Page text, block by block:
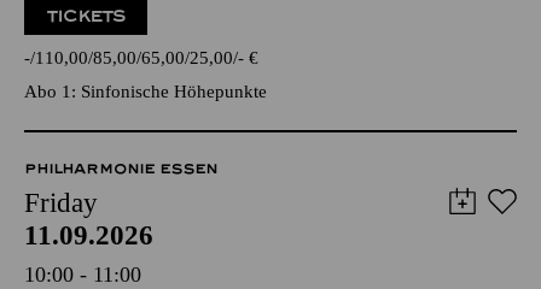
TICKETS
- 110,00 85,00 65,00 25,00 - €
Abo 1: Sinfonische Höhepunkte
PHILHARMONIE ESSEN
Friday
11.09.2026
10:00 - 11:00